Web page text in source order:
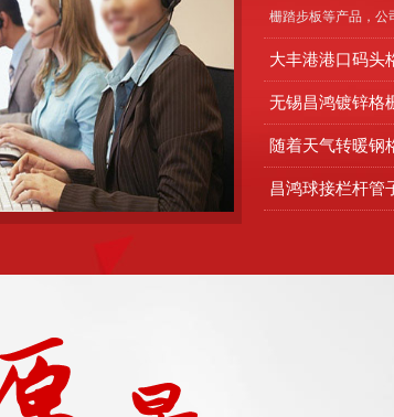
栅踏步板等产品，
大丰港港口码头
无锡昌鸿镀锌格
随着天气转暖钢
昌鸿球接栏杆管